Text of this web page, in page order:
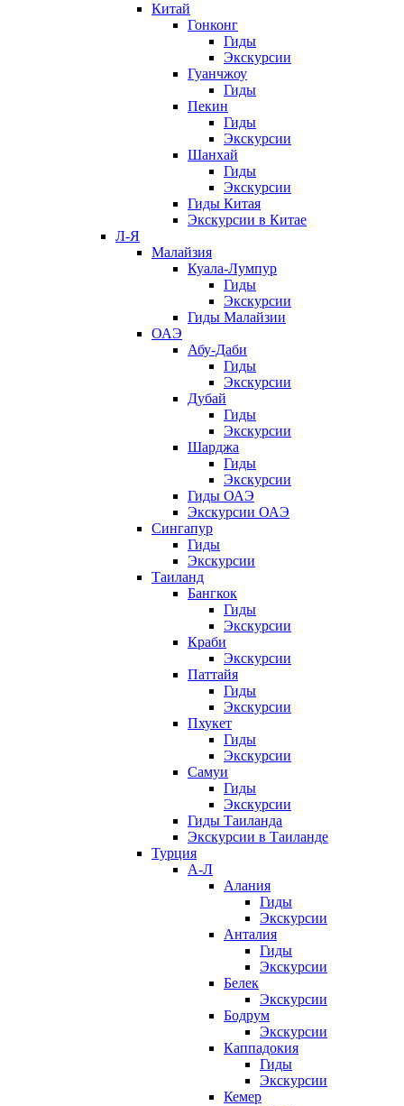
Китай
Гонконг
Гиды
Экскурсии
Гуанчжоу
Гиды
Пекин
Гиды
Экскурсии
Шанхай
Гиды
Экскурсии
Гиды Китая
Экскурсии в Китае
Л-Я
Малайзия
Куала-Лумпур
Гиды
Экскурсии
Гиды Малайзии
ОАЭ
Абу-Даби
Гиды
Экскурсии
Дубай
Гиды
Экскурсии
Шарджа
Гиды
Экскурсии
Гиды ОАЭ
Экскурсии ОАЭ
Сингапур
Гиды
Экскурсии
Таиланд
Бангкок
Гиды
Экскурсии
Краби
Экскурсии
Паттайя
Гиды
Экскурсии
Пхукет
Гиды
Экскурсии
Самуи
Гиды
Экскурсии
Гиды Таиланда
Экскурсии в Таиланде
Турция
А-Л
Алания
Гиды
Экскурсии
Анталия
Гиды
Экскурсии
Белек
Экскурсии
Бодрум
Экскурсии
Каппадокия
Гиды
Экскурсии
Кемер